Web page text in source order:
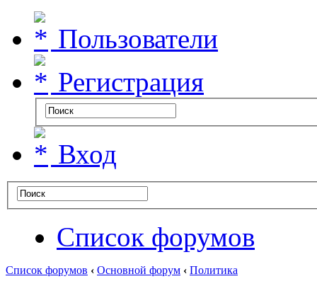
Пользователи
Регистрация
Вход
Список форумов
Список форумов ‹ Основной форум ‹ Политика